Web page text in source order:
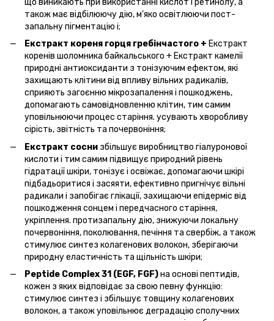
також має відбілюючу дію, м’яко освітлюючи пост-
запальну пігментацію і;
Екстракт кореня горця гребінчастого + Екстракт
коренів шоломника байкальського + Екстракт камелії
природні антиоксиданти з тонізуючим ефектом, які
захищають клітини від впливу вільних радикалів,
сприяють загоєнню мікрозапалення і пошкоджень,
допомагають самовідновленню клітин, тим самим
уповільнюючи процес старіння. усувають хворобливу
сірість, звітність та почервоніння;
Екстракт сосни збільшує виробництво гіалуронової
кислоти і тим самим підвищує природний рівень
гідратації шкіри, тонізує і освіжає, допомагаючи шкірі
підбадьоритися і засяяти, ефективно пригнічує вільні
радикали і запобігає глікації, захищаючи епідерміс від
пошкодження сонцем і передчасного старіння,
укріплення. протизапальну дію, знижуючи локальну
почервоніння, поколювання, печіння та свербіж, а також
стимулює синтез колагенових волокон, зберігаючи
природну еластичність та щільність шкіри;
Peptide Complex 31 (EGF, FGF)на основі пептидів,
кожен з яких відповідає за свою певну функцію:
стимулює синтез і збільшує товщину колагенових
волокон, а також уповільнює деградацію сполучних